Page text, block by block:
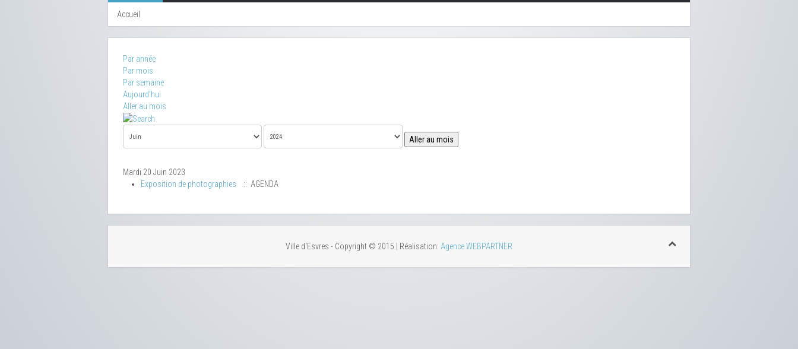
Accueil
Par année
Par mois
Par semaine
Aujourd'hui
Aller au mois
Aller au mois
Mardi 20 Juin 2023
Exposition de photographies
:: AGENDA
Ville d'Esvres - Copyright © 2015 | Réalisation: Agence WEBPARTNER